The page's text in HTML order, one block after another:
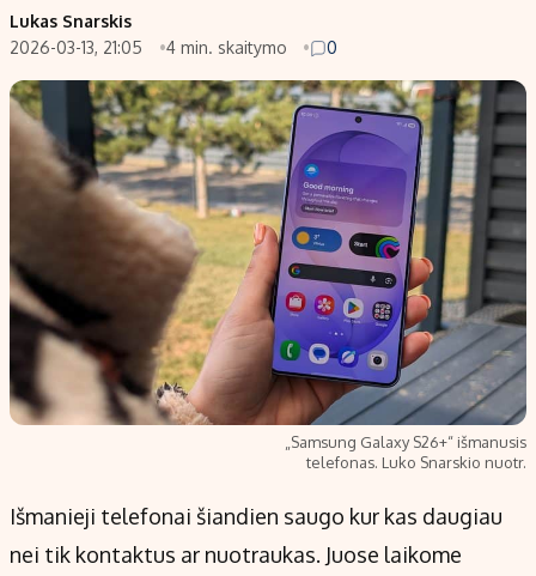
Lukas Snarskis
2026-03-13, 21:05
4 min. skaitymo 0
„Samsung Galaxy S26+“ išmanusis
telefonas. Luko Snarskio nuotr.
Išmanieji telefonai šiandien saugo kur kas daugiau
nei tik kontaktus ar nuotraukas. Juose laikome